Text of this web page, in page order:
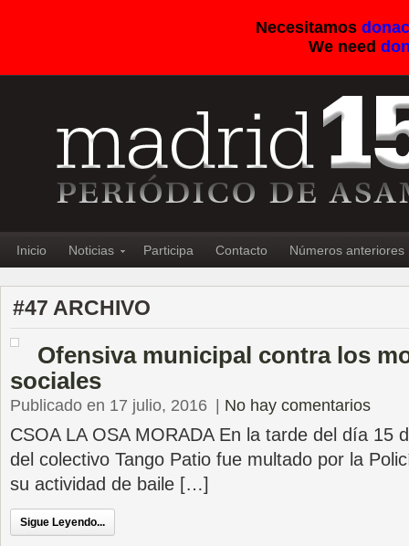
Necesitamos
We need
Inicio Noticias Participa Contacto Números anteriores
#47 ARCHIVO
Ofensiva municipal contra los
sociales
Publicado en 17 julio, 2016 No hay comentarios
CSOA LA OSA MORADA En la tarde del día 15
del colectivo Tango Patio fue multado por la
su actividad de baile […]
Sigue Leyendo...